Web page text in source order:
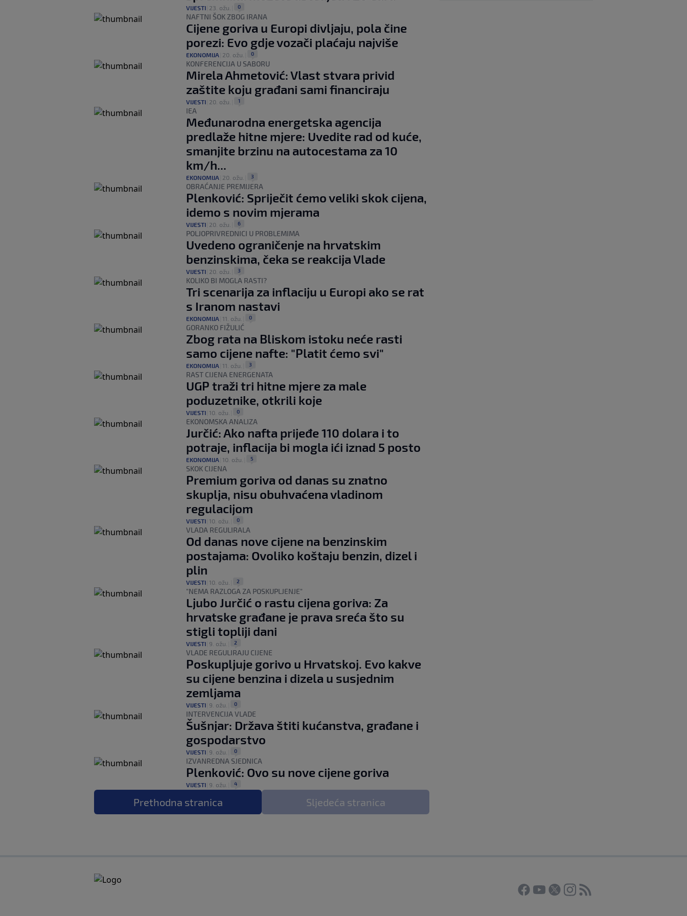
VIJESTI 23. ožu. 0
NAFTNI ŠOK ZBOG IRANA
Cijene goriva u Europi divljaju, pola čine
porezi: Evo gdje vozači plaćaju najviše
EKONOMIJA 20. ožu. 0
KONFERENCIJA U SABORU
Mirela Ahmetović: Vlast stvara privid
zaštite koju građani sami financiraju
VIJESTI 20. ožu. 1
IEA
Međunarodna energetska agencija
predlaže hitne mjere: Uvedite rad od kuće,
smanjite brzinu na autocestama za 10
km/h...
EKONOMIJA 20. ožu. 3
OBRAĆANJE PREMIJERA
Plenković: Spriječit ćemo veliki skok cijena,
idemo s novim mjerama
VIJESTI 20. ožu. 6
POLJOPRIVREDNICI U PROBLEMIMA
Uvedeno ograničenje na hrvatskim
benzinskima, čeka se reakcija Vlade
VIJESTI 20. ožu. 3
KOLIKO BI MOGLA RASTI?
Tri scenarija za inflaciju u Europi ako se rat
s Iranom nastavi
EKONOMIJA 11. ožu. 0
GORANKO FIŽULIĆ
Zbog rata na Bliskom istoku neće rasti
samo cijene nafte: "Platit ćemo svi"
EKONOMIJA 11. ožu. 3
RAST CIJENA ENERGENATA
UGP traži tri hitne mjere za male
poduzetnike, otkrili koje
VIJESTI 10. ožu. 0
EKONOMSKA ANALIZA
Jurčić: Ako nafta prijeđe 110 dolara i to
potraje, inflacija bi mogla ići iznad 5 posto
EKONOMIJA 10. ožu. 5
SKOK CIJENA
Premium goriva od danas su znatno
skuplja, nisu obuhvaćena vladinom
regulacijom
VIJESTI 10. ožu. 0
VLADA REGULIRALA
Od danas nove cijene na benzinskim
postajama: Ovoliko koštaju benzin, dizel i
plin
VIJESTI 10. ožu. 2
"NEMA RAZLOGA ZA POSKUPLJENJE"
Ljubo Jurčić o rastu cijena goriva: Za
hrvatske građane je prava sreća što su
stigli topliji dani
VIJESTI 9. ožu. 2
VLADE REGULIRAJU CIJENE
Poskupljuje gorivo u Hrvatskoj. Evo kakve
su cijene benzina i dizela u susjednim
zemljama
VIJESTI 9. ožu. 0
INTERVENCIJA VLADE
Šušnjar: Država štiti kućanstva, građane i
gospodarstvo
VIJESTI 9. ožu. 0
IZVANREDNA SJEDNICA
Plenković: Ovo su nove cijene goriva
VIJESTI 9. ožu. 4
Prethodna stranica Sljedeća stranica